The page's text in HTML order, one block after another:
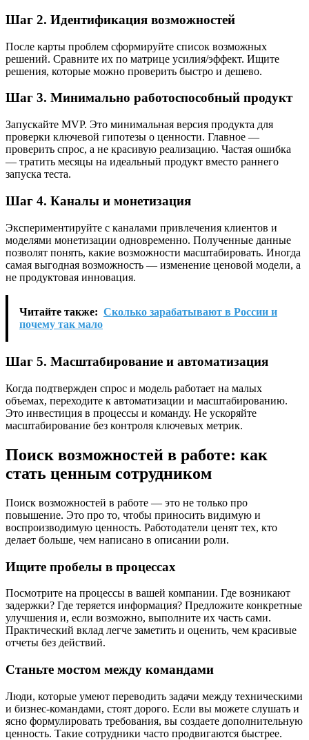
Шаг 2. Идентификация возможностей
После карты проблем сформируйте список возможных
решений. Сравните их по матрице усилия/эффект. Ищите
решения, которые можно проверить быстро и дешево.
Шаг 3. Минимально работоспособный продукт
Запускайте MVP. Это минимальная версия продукта для
проверки ключевой гипотезы о ценности. Главное —
проверить спрос, а не красивую реализацию. Частая ошибка
— тратить месяцы на идеальный продукт вместо раннего
запуска теста.
Шаг 4. Каналы и монетизация
Экспериментируйте с каналами привлечения клиентов и
моделями монетизации одновременно. Полученные данные
позволят понять, какие возможности масштабировать. Иногда
самая выгодная возможность — изменение ценовой модели, а
не продуктовая инновация.
Читайте также: Сколько зарабатывают в России и
почему так мало
Шаг 5. Масштабирование и автоматизация
Когда подтвержден спрос и модель работает на малых
объемах, переходите к автоматизации и масштабированию.
Это инвестиция в процессы и команду. Не ускоряйте
масштабирование без контроля ключевых метрик.
Поиск возможностей в работе: как
стать ценным сотрудником
Поиск возможностей в работе — это не только про
повышение. Это про то, чтобы приносить видимую и
воспроизводимую ценность. Работодатели ценят тех, кто
делает больше, чем написано в описании роли.
Ищите пробелы в процессах
Посмотрите на процессы в вашей компании. Где возникают
задержки? Где теряется информация? Предложите конкретные
улучшения и, если возможно, выполните их часть сами.
Практический вклад легче заметить и оценить, чем красивые
отчеты без действий.
Станьте мостом между командами
Люди, которые умеют переводить задачи между техническими
и бизнес-командами, стоят дорого. Если вы можете слушать и
ясно формулировать требования, вы создаете дополнительную
ценность. Такие сотрудники часто продвигаются быстрее.